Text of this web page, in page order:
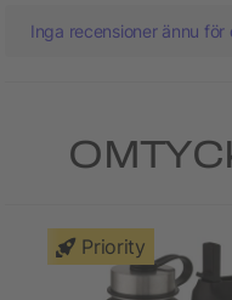
Inga recensioner ännu
Priority